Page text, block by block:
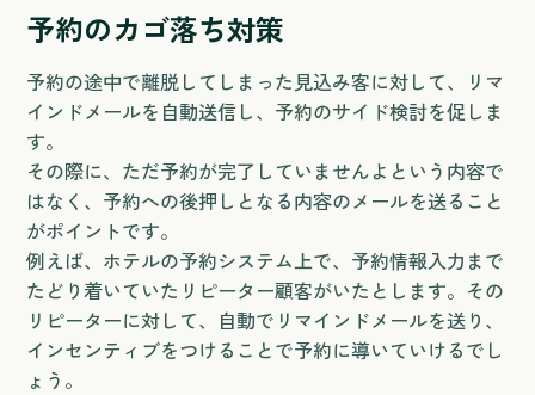
予約のカゴ落ち対策
予約の途中で離脱してしまった見込み客に対して、リマ
インドメールを自動送信し、予約のサイド検討を促しま
す。
その際に、ただ予約が完了していませんよという内容で
はなく、予約への後押しとなる内容のメールを送ること
がポイントです。
例えば、ホテルの予約システム上で、予約情報入力まで
たどり着いていたリピーター顧客がいたとします。その
リピーターに対して、自動でリマインドメールを送り、
インセンティブをつけることで予約に導いていけるでし
ょう。